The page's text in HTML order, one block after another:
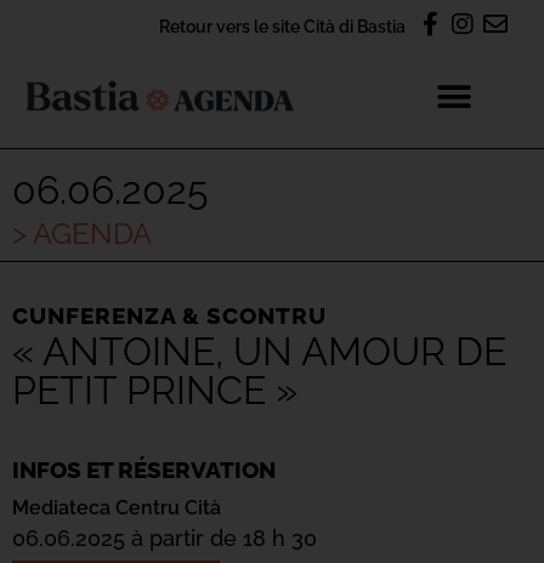
Retour vers le site Cità di Bastia
06.06.2025
> AGENDA
CUNFERENZA & SCONTRU
« ANTOINE, UN AMOUR DE
PETIT PRINCE »
INFOS ET RÉSERVATION
Mediateca Centru Cità
06.06.2025 à partir de 18 h 30